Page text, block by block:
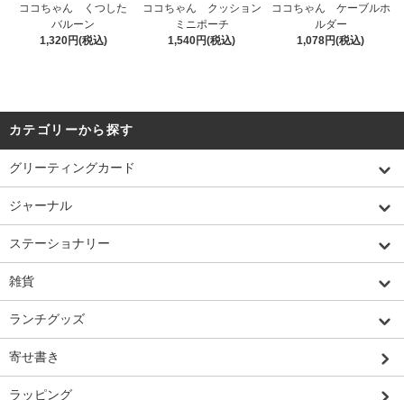
ココちゃん くつした
バルーン
1,320円(税込)
ココちゃん クッション
ミニポーチ
1,540円(税込)
ココちゃん ケーブルホ
ルダー
1,078円(税込)
カテゴリーから探す
グリーティングカード
ジャーナル
ステーショナリー
雑貨
ランチグッズ
寄せ書き
ラッピング